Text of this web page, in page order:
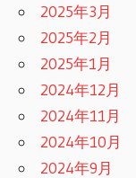
2025年3月
2025年2月
2025年1月
2024年12月
2024年11月
2024年10月
2024年9月